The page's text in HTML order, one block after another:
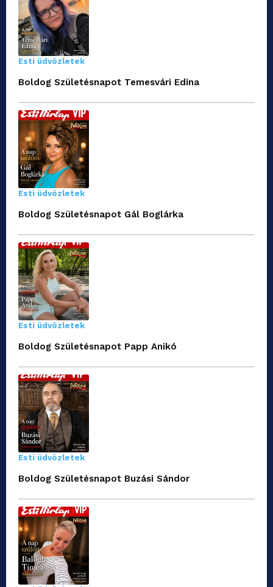
Esti üdvözletek
Boldog Születésnapot Temesvári Edina
Esti üdvözletek
Boldog Születésnapot Gál Boglárka
Esti üdvözletek
Boldog Születésnapot Papp Anikó
Esti üdvözletek
Boldog Születésnapot Buzási Sándor